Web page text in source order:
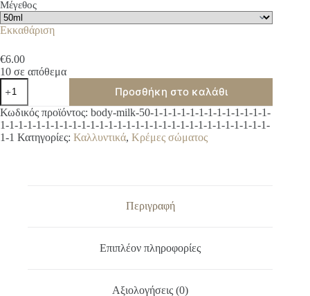
through
€15.00
Μέγεθος
Εκκαθάριση
€6.00
10 σε απόθεμα
Γαλάκτωμα
σώματος
με
άρωμα
γιασεμί
ποσότητα
Προσθήκη στο καλάθι
A
l
t
Κωδικός προϊόντος: body-milk-50-1-1-1-1-1-1-1-1-1-1-1-1-1-
1-1-1-1-1-1-1-1-1-1-1-1-1-1-1-1-1-1-1-1-1-1-1-1-1-1-1-1-1-1-
1-1 Κατηγορίες: Καλλυντικά, Κρέμες σώματος
Περιγραφή
Επιπλέον πληροφορίες
Αξιολογήσεις (0)